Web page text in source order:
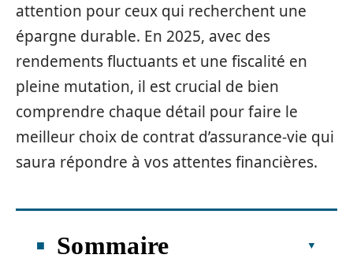
attention pour ceux qui recherchent une
épargne durable. En 2025, avec des
rendements fluctuants et une fiscalité en
pleine mutation, il est crucial de bien
comprendre chaque détail pour faire le
meilleur choix de contrat d’assurance-vie qui
saura répondre à vos attentes financières.
Sommaire